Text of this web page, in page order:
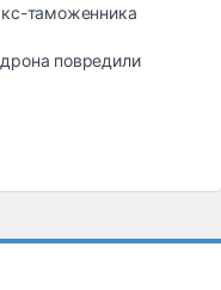
таможенника
повредили